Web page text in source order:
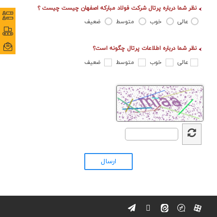
ارتباط با ما
نظر شما درباره پرتال شرکت فولاد مبارکه اصفهان چیست چیست ؟
عالی
خوب متوسط ضعیف
نظر شما درباره اطلاعات پرتال چگونه است؟
عالی
خوب متوسط ضعیف
ارسال